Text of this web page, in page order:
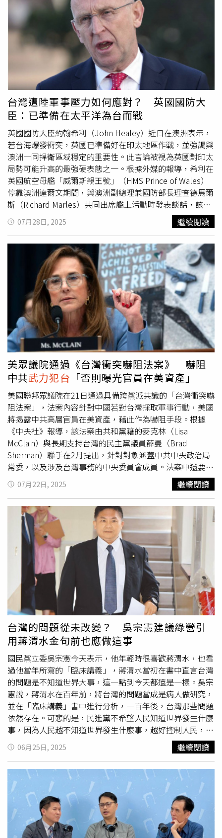
2019年至2023年，台灣國防預算平均每年增長近5%；
2024年則預計投入相當於GDP的2.5%，總統更已表示有意
在當年將國防支出拉升至GDP的3%以上。儘管軍備投入持
續增加，報告仍指出台灣在實現防衛目標過程中面臨諸多內
部挑戰。除了政策制定者對如何有效嚇阻中共武力犯台
不一外，近期行政部門與由在野黨主導的立法院之間的預算
爭議，也引發外界對台灣是否能穩定獲取足夠軍事資源的疑
慮。另一方面，台灣國軍在人員招募、訓練與留任方面也遭
遇瓶頸；部分觀察者進一步指出，民防體系仍有不足，對能
源、糧食、水源、通訊等基礎設施的防護亦不夠完善，恐在
戰時成為易受打擊的弱點。報告還提及，社會層面上，目前
尚不清楚台灣民眾在面臨兩岸戰爭時，願意承擔的經濟與生
命安全代價為何，顯示整體國防備戰除硬體之外，亦需考量
民心士氣與全民防衛意志。美國國會研究處隸屬國會圖書
館，是一個提供國會議員與其幕僚客觀、中立甚至機密性政
策研究與分析的機構，其發布的報告對美國國內政策走向與
對外戰略思維均具參考價值。
的非傳統手段，指的是包含網路攻擊、心理戰與經濟施壓
等，這些做法的核心目的在於削弱台灣民眾對外部盟友的信
任感，使其最終在未有明顯抵抗下，自動倒向中國。對中國
領導階層來說，軍事選項雖始終擺在桌面上，但極可能只是
最後手段。習近平雖頻繁談及「統一」，卻從未給出具體時
間表。在國內經濟放緩、共產黨憂心群眾反抗的情況下，若
採取軍事冒進，導致失敗，不僅無法達成統一，反而可能動
搖政權根基。報導認為，這正是中國採取耐心策略的主因。
另一方面，西方世界正陷入自我分裂的困境。無論是美國政
治的極端對立，還是台灣總統賴清德推動的國會罷免案所激
化的朝野鬥爭，都讓中國從中看見可乘之機。中國希望，隨
著時間推移，台灣民眾會漸漸對西方的承諾產生懷疑，轉而
接受「文化共同性」的訴求。《TIME》報導也提到，近期
台灣民意基金會（The Taiwan Public Opinion
Foundation）發布的民調顯示，雖然49%的受訪者認為美
國比中國更可靠，但仍有43%持相反看法。這項結果透露出
中國「心理統一」戰略已在某種程度上獲得回響。文章最後
也提醒，這場沒有軍火煙硝的鬥爭，本質上是中國與西方世
界之間的制度對抗。在這場拉鋸中，中國並不急著贏一場戰
爭，而是等待對手自亂陣腳。對中國而言，要讓台灣倒向自
己，不需飛彈、登陸艇或兵馬，只要西方繼續走向分裂即
台灣遭陸軍事壓力如何應對？ 英國國防大
臣：已準備在太平洋為台而戰
英國國防大臣約翰希利（John Healey）近日在澳洲表示，
若台海爆發衝突，英國已準備好在印太地區作戰，並強調與
澳洲一同捍衛區域穩定的重要性。此言論被視為英國對印太
局勢可能升高的最強硬表態之一。根據外媒的報導，希利在
英國航空母艦「威爾斯親王號」（HMS Prince of Wales）
停靠澳洲達爾文期間，與澳洲副總理兼國防部長理查德馬爾
斯（Richard Marles）共同出席艦上活動時發表談話，該艦
正參與與美國及盟國舉行的大規模聯合軍演。當被英國《每
日電訊報》詢及台灣若遭中國進一步軍事壓力時英國將如何
應對，希利表示：「如果我們必須戰鬥，澳洲與英國將並肩
作戰。我們持續進行聯合演訓，提升協同作戰能力，以更好
地威懾對手。」儘管言辭強烈，希利亦補充稱其發言為「泛
泛而談」，並重申英國支持透過和平與外交方式解決區域爭
端。他強調：「我們透過實力來確保和平，而我們的力量來
自於我們的盟友。」希利並指出，中國在南海爭議島礁的軍
事活動及對鄰國的威嚇行徑，使印太地區面臨「日益增加的
威脅」。中國國家主席習近平過去曾表示，不排除以武力實
現對台「統一」的可能性，令區域局勢更為敏感。此次「威
爾斯親王號」率領的航母打擊群自新加坡出發，部署為期九
個月，預計將駛往日本，途中可能通過台灣附近海域。這是
近30年來英國航母首次停靠澳洲，並首度參與澳洲年度最大
軍演「護身符軍刀」，凸顯倫敦與坎培拉在軍事合作上的深
化。除了演習外，英澳兩國亦於本週簽署為期50年的《吉朗
條約》（Geelong Agreement），進一步鞏固《奧庫斯安全
協議》（AUKUS）中的合作，並承諾共同建造新型核動力
潛艦。英國政府在今年稍早發布的國家安全戰略中已承認
「台灣周邊地區存在特別升級風險」，並陸續展開行動。英
國皇家海軍目前已在印太地區部署兩艘常駐巡邏艦，上月其
「斯佩號」巡邏艦穿越台灣海峽，引發中國強烈不滿，卻受
到台灣官方高度肯定。雖然軍事部署有所強化，但英國政府
表示對台政策「未有改變」，並未透露是否將與台灣建立更
正式的接觸。希利強調，倫敦當前對台立場維持不變。而前
任國防大臣加文威廉森（Gavin Williamson）則認為，唯有
當中國在區域內行為更為激進時，英國才可能重新審視對台
政策。目前大多數西方國家仍維持「戰略模糊」立場，不明
確表態若中國武力犯台
是否會軍事介入。儘管如此，希利強
調：「國際規則、海洋自由與航行自由，以及印太區域的穩
定與安全，與英國有直接利益關係。」隨著地緣緊張升高，
英國持續加強與美、澳兩國的軍事合作，並透過實際部署與
外交發言，強化對區域安全的承諾。
07月28日, 2025 繼續閱讀
美眾議院通過《台灣衝突嚇阻法案》 嚇阻
中共武力犯台 「否則曝光官員在美資產」
美國聯邦眾議院在21日通過具備跨黨派共識的「台灣衝突嚇
阻法案」，法案內容針對中國若對台灣採取軍事行動，美國
將揭露中共高層官員在美資產，藉此作為嚇阻手段。根據
《中央社》報導，該法案由共和黨籍的麥克林（Lisa
McClain）與長期支持台灣的民主黨議員薛曼（Brad
Sherman）聯手在2月提出，針對對象涵蓋中共中央政治局
常委，以及涉及台灣事務的中央委員會成員。法案中還要求
美國財政部，必須向國會詳細報告上述中國官員在美所持資
金的總額、性質及存放的金融機構名單，同時釐清這些資產
的取得過程是否涉及非法或貪腐行為。財政部未來則須將部
分報告內容透過中英文或其他認為合適的語言，公開在官方
網站及社群媒體，讓公眾知曉。除了凍結資產，法案也授權
財政部禁止美國金融機構允許相關中共官員動用資金，並延
伸限制至直系親屬，禁止與其進行重大金融交易。此舉意圖
打擊中共高層在海外隱匿資產的空間，藉以產生實質壓力。
美國情報部門在3月時，曾公布名為「中國共產黨領導階層
的財富和腐敗活動」報告，指出即便習近平自2012年擔任
中共總書記後，其家族或許出售部分資產，仍握有價值數百
萬美元的商業利益與投資。此背景讓該法案更具現實意涵。
法案提出人麥克林在表決前發言表示，身為密西根州代表，
深知印太和平對美國就業與經濟的重要，台灣不僅是美國的
民主盟友，更在全球供應鏈中扮演舉足輕重角色。尤其半導
體對汽車、國防系統等產業至關重要，台灣地位不容忽視。
麥克林強調，該法案所傳遞的訊息十分清晰且具跨黨派共
識，即若中國對台發動戰爭，勢必承擔後果。她指出這不是
空泛威脅，而是真正具針對性的措施，中共高層的金融交易
與海外帳戶將被曝光，讓中國人民知曉。麥克林也補充表
示，美國此舉並非蓄意挑釁，而是為防止衝突所做的必要準
備。嚇阻行動必須具備可信度才能發揮作用，而這項法案的
通過正是美國展現此決心的具體表現。目前為止，該法案雖
然通過了眾議院，但還有待美國參議院審議通過同版本後，
才能送交白宮由總統簽署成為正式法律。
07月22日, 2025 繼續閱讀
台灣的問題從未改變？ 吳宗憲建議綠營引
用蔣渭水金句前也應做這事
國民黨立委吳宗憲今天表示，他年輕時很喜歡蔣渭水，也看
過他當年所寫的「臨床講義」，蔣渭水當初在書中直言台灣
的問題是不知道世界大事，這一點到今天都還是一樣。吳宗
憲說，蔣渭水在百年前，將台灣的問題當成是病人做研究，
並在「臨床講義」書中進行分析，一百年後，台灣那些問題
依然存在。可悲的是，民進黨不希望人民知道世界發生什麼
事，因為人民越不知道世界發生什麼事，越好控制人民，這
一點，讓他想到就難過。賴清德總統啟動「團結國家十
講」，繼22日以「國家」為題舉行首場演說後，昨晚再度到
桃園客家庄的古華花園飯店展開第二場演說「團結」。賴清
德演說引用蔣渭水名言「同胞須團結，團結真有力」，還說
大家很清楚台灣今天的民主不是天上掉下來的，從戒嚴時期
到今天的民主化，都是台灣人不分族群團結合作，實踐主權
在民，人民當家作主的權利。吳宗憲今天接受網路節目訪問
時表示，做任何事都需要考量「代價」，若以伊朗、以色列
06月25日, 2025 繼續閱讀